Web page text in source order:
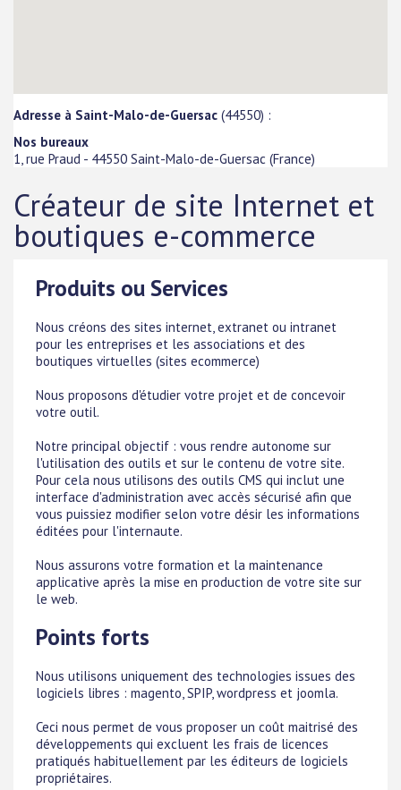
Adresse à Saint-Malo-de-Guersac (44550) :
Nos bureaux
1, rue Praud - 44550 Saint-Malo-de-Guersac (France)
Créateur de site Internet et
boutiques e-commerce
Produits ou Services
Nous créons des sites internet, extranet ou intranet
pour les entreprises et les associations et des
boutiques virtuelles (sites ecommerce)
Nous proposons d'étudier votre projet et de concevoir
votre outil.
Notre principal objectif : vous rendre autonome sur
l'utilisation des outils et sur le contenu de votre site.
Pour cela nous utilisons des outils CMS qui inclut une
interface d'administration avec accès sécurisé afin que
vous puissiez modifier selon votre désir les informations
éditées pour l'internaute.
Nous assurons votre formation et la maintenance
applicative après la mise en production de votre site sur
le web.
Points forts
Nous utilisons uniquement des technologies issues des
logiciels libres : magento, SPIP, wordpress et joomla.
Ceci nous permet de vous proposer un coût maitrisé des
développements qui excluent les frais de licences
pratiqués habituellement par les éditeurs de logiciels
propriétaires.